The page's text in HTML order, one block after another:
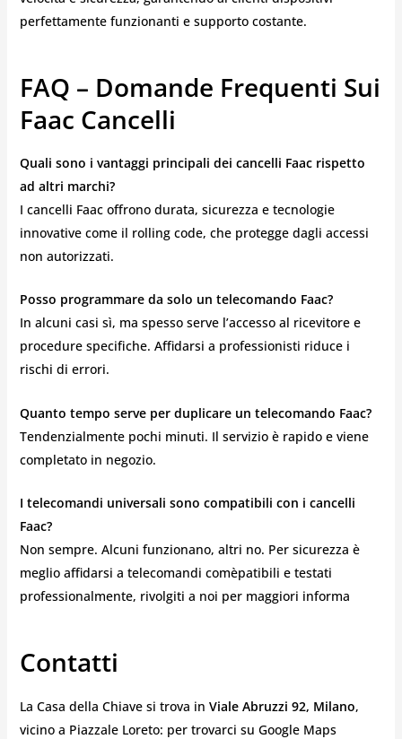
perfettamente funzionanti e supporto costante.
FAQ – Domande Frequenti Sui
Faac Cancelli
Quali sono i vantaggi principali dei cancelli Faac rispetto
ad altri marchi?
I cancelli Faac offrono durata, sicurezza e tecnologie
innovative come il rolling code, che protegge dagli accessi
non autorizzati.
Posso programmare da solo un telecomando Faac?
In alcuni casi sì, ma spesso serve l’accesso al ricevitore e
procedure specifiche. Affidarsi a professionisti riduce i
rischi di errori.
Quanto tempo serve per duplicare un telecomando Faac?
Tendenzialmente pochi minuti. Il servizio è rapido e viene
completato in negozio.
I telecomandi universali sono compatibili con i cancelli
Faac?
Non sempre. Alcuni funzionano, altri no. Per sicurezza è
meglio affidarsi a telecomandi comèpatibili e testati
professionalmente, rivolgiti a noi per maggiori informa
Contatti
La Casa della Chiave si trova in Viale Abruzzi 92, Milano,
vicino a Piazzale Loreto: per trovarci su Google Maps